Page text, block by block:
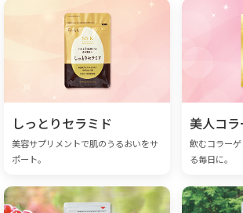
しっとりセラミド
美容サプリメントで肌のうるおいをサ
ポート。
美人コ
飲むコラー
る毎日に。